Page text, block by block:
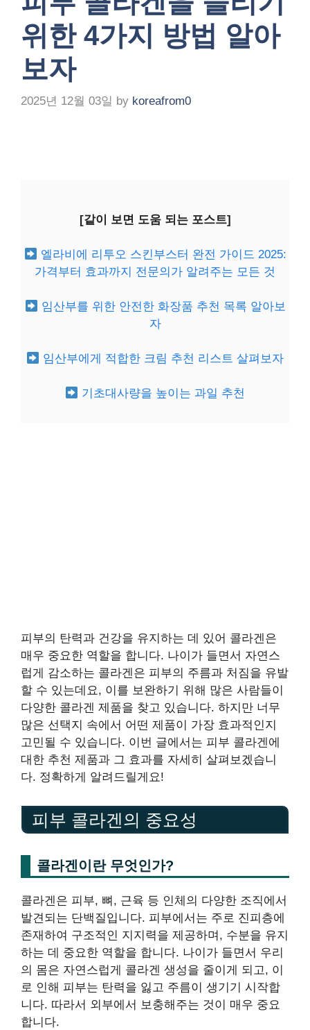
위한 4가지 방법 알아
보자
2025년 12월 03일 by koreafrom0
[같이 보면 도움 되는 포스트]
엘라비에 리투오 스킨부스터 완전 가이드 2025:
가격부터 효과까지 전문의가 알려주는 모든 것
임산부를 위한 안전한 화장품 추천 목록 알아보
자
임산부에게 적합한 크림 추천 리스트 살펴보자
기초대사량을 높이는 과일 추천
피부의 탄력과 건강을 유지하는 데 있어 콜라겐은
매우 중요한 역할을 합니다. 나이가 들면서 자연스
럽게 감소하는 콜라겐은 피부의 주름과 처짐을 유발
할 수 있는데요, 이를 보완하기 위해 많은 사람들이
다양한 콜라겐 제품을 찾고 있습니다. 하지만 너무
많은 선택지 속에서 어떤 제품이 가장 효과적인지
고민될 수 있습니다. 이번 글에서는 피부 콜라겐에
대한 추천 제품과 그 효과를 자세히 살펴보겠습니
다. 정확하게 알려드릴게요!
피부 콜라겐의 중요성
콜라겐이란 무엇인가?
콜라겐은 피부, 뼈, 근육 등 인체의 다양한 조직에서
발견되는 단백질입니다. 피부에서는 주로 진피층에
존재하여 구조적인 지지력을 제공하며, 수분을 유지
하는 데 중요한 역할을 합니다. 나이가 들면서 우리
의 몸은 자연스럽게 콜라겐 생성을 줄이게 되고, 이
로 인해 피부는 탄력을 잃고 주름이 생기기 시작합
니다. 따라서 외부에서 보충해주는 것이 매우 중요
합니다.